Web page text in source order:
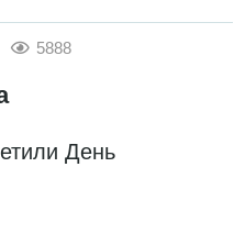
5888
День